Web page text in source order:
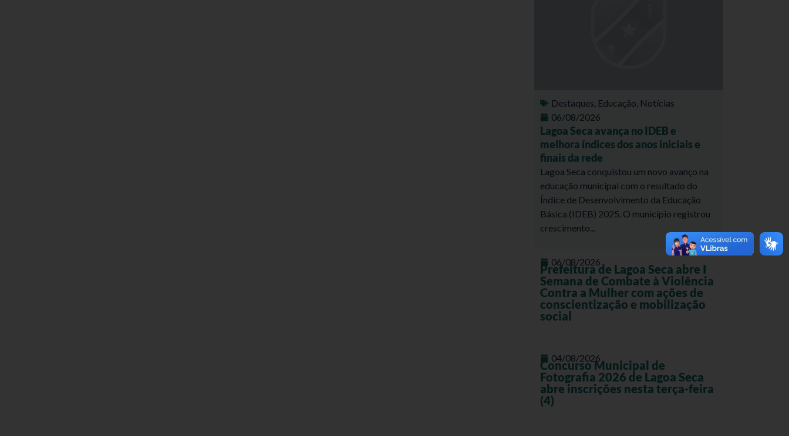
Destaques, Educação, Notícias
06/08/2026
Lagoa Seca avança no IDEB e
melhora índices dos anos iniciais e
finais da rede
Lagoa Seca conquistou um novo avanço na
educação municipal com o resultado do
Índice de Desenvolvimento da Educação
Básica (IDEB) 2025. O município registrou
crescimento...
06/08/2026
Prefeitura de Lagoa Seca abre I
Semana de Combate à Violência
Contra a Mulher com ações de
conscientização e mobilização
social
04/08/2026
Concurso Municipal de
Fotografia 2026 de Lagoa Seca
abre inscrições nesta terça-feira
(4)